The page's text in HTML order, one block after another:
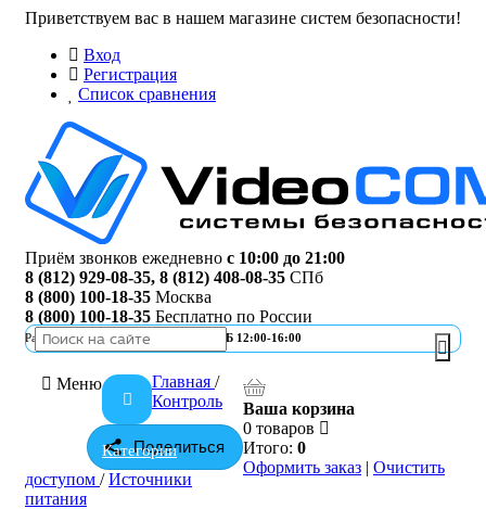
Приветствуем вас в нашем магазине систем безопасности!
Вход
Регистрация
Список сравнения
Приём звонков ежедневно с 10:00 до 21:00
8 (812) 929-08-35, 8 (812) 408-08-35 СПб
8 (800) 100-18-35 Москва
8 (800) 100-18-35 Бесплатно по России
Работа офисаПН-ПТ 10:00-19:00 | СБ 12:00-16:00
Меню
Категории
Ваша корзина
0 товаров
Итого: 0
Оформить заказ | Очистить
Поделиться
Главная /
Контроль
доступом /Источники
питания